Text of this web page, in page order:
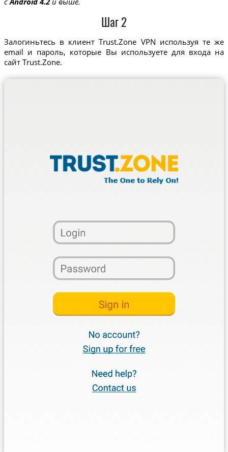
Шаг 2
Залогиньтесь в клиент Trust.Zone VPN используя те же
email и пароль, которые Вы используете для входа на
сайт Trust.Zone.